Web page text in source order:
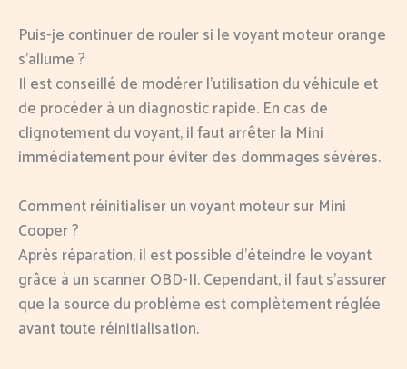
Puis-je continuer de rouler si le voyant moteur orange
s’allume ?
Il est conseillé de modérer l’utilisation du véhicule et
de procéder à un diagnostic rapide. En cas de
clignotement du voyant, il faut arrêter la Mini
immédiatement pour éviter des dommages sévères.
Comment réinitialiser un voyant moteur sur Mini
Cooper ?
Après réparation, il est possible d’éteindre le voyant
grâce à un scanner OBD-II. Cependant, il faut s’assurer
que la source du problème est complètement réglée
avant toute réinitialisation.